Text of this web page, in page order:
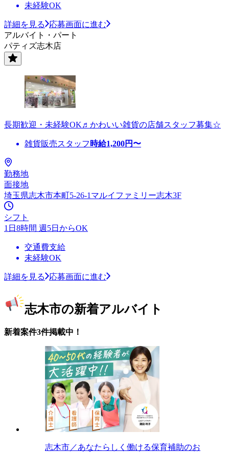
未経験OK
詳細を見る
応募画面に進む
アルバイト・パート
パティズ志木店
長期歓迎・未経験OK♬かわいい雑貨の店舗スタッフ募集☆
雑貨販売スタッフ 時給1,200円〜
勤務地
面接地
埼玉県志木市本町5-26-1マルイファミリー志木3F
シフト
1日8時間 週5日からOK
交通費支給
未経験OK
詳細を見る 応募画面に進む
志木市の新着アルバイト
新着案件3件掲載中！
志木市／あなたらしく働ける保育補助のお